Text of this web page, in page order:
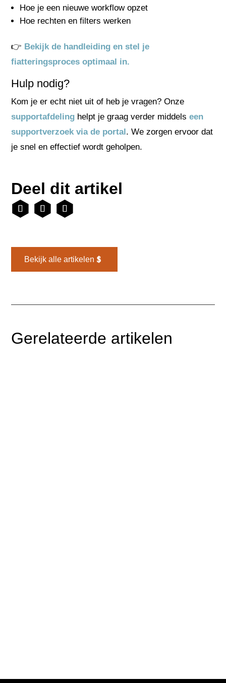
Hoe je een nieuwe workflow opzet
Hoe rechten en filters werken
👉 Bekijk de handleiding en stel je
fiatteringsproces optimaal in.
Hulp nodig?
Kom je er echt niet uit of heb je vragen? Onze
supportafdeling helpt je graag verder middelseen
supportverzoek via de portal. We zorgen ervoor dat
je snel en effectief wordt geholpen.
Deel dit artikel
Bekijk alle artikelen
Gerelateerde artikelen